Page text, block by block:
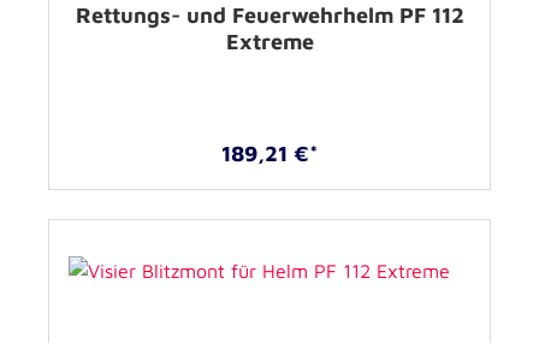
Rettungs- und Feuerwehrhelm PF 112
Extreme
189,21 €*